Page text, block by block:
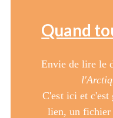
Quand
Envie de lire le
C'est ici et
lien, un fichier